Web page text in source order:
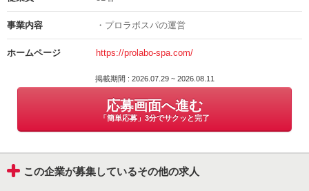
「三面美容（内面・外面・精神美容）」という考え方。
外見だけではなく、お客様の健康やライフスタイルにも寄り添い、
一人ひとりの人生を豊かにすることを目指しています。
だからこそ採用で重視しているのは、
経験よりも『人柄』と『誰かの役に立ちたい』という想い。
あなたの「美容が好き」という気持ちを、お客様の笑顔につながる仕
事で活かしてみませんか？
事業内容 ・プロラボスパの運営
ホームページ https://prolabo-spa.com/
掲載期間 : 2026.07.29 ~ 2026.08.11
応募画面へ進む
「簡単応募」3分でサクッと完了
この企業が募集しているその他の求人